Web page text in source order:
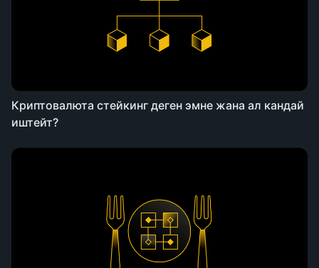
Криптовалюта стейкинг деген эмне жана ал кандай
иштейт?